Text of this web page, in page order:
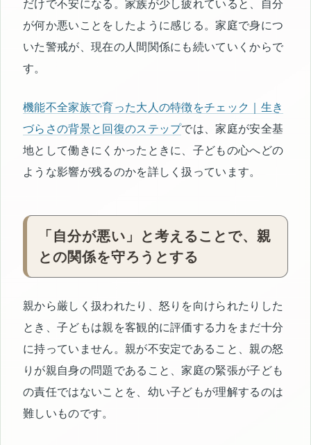
だけで不安になる。家族が少し疲れていると、自分
が何か悪いことをしたように感じる。家庭で身につ
いた警戒が、現在の人間関係にも続いていくからで
す。
機能不全家族で育った大人の特徴をチェック｜生き
づらさの背景と回復のステップでは、家庭が安全基
地として働きにくかったときに、子どもの心へどの
ような影響が残るのかを詳しく扱っています。
「自分が悪い」と考えることで、親
との関係を守ろうとする
親から厳しく扱われたり、怒りを向けられたりした
とき、子どもは親を客観的に評価する力をまだ十分
に持っていません。親が不安定であること、親の怒
りが親自身の問題であること、家庭の緊張が子ども
の責任ではないことを、幼い子どもが理解するのは
難しいものです。